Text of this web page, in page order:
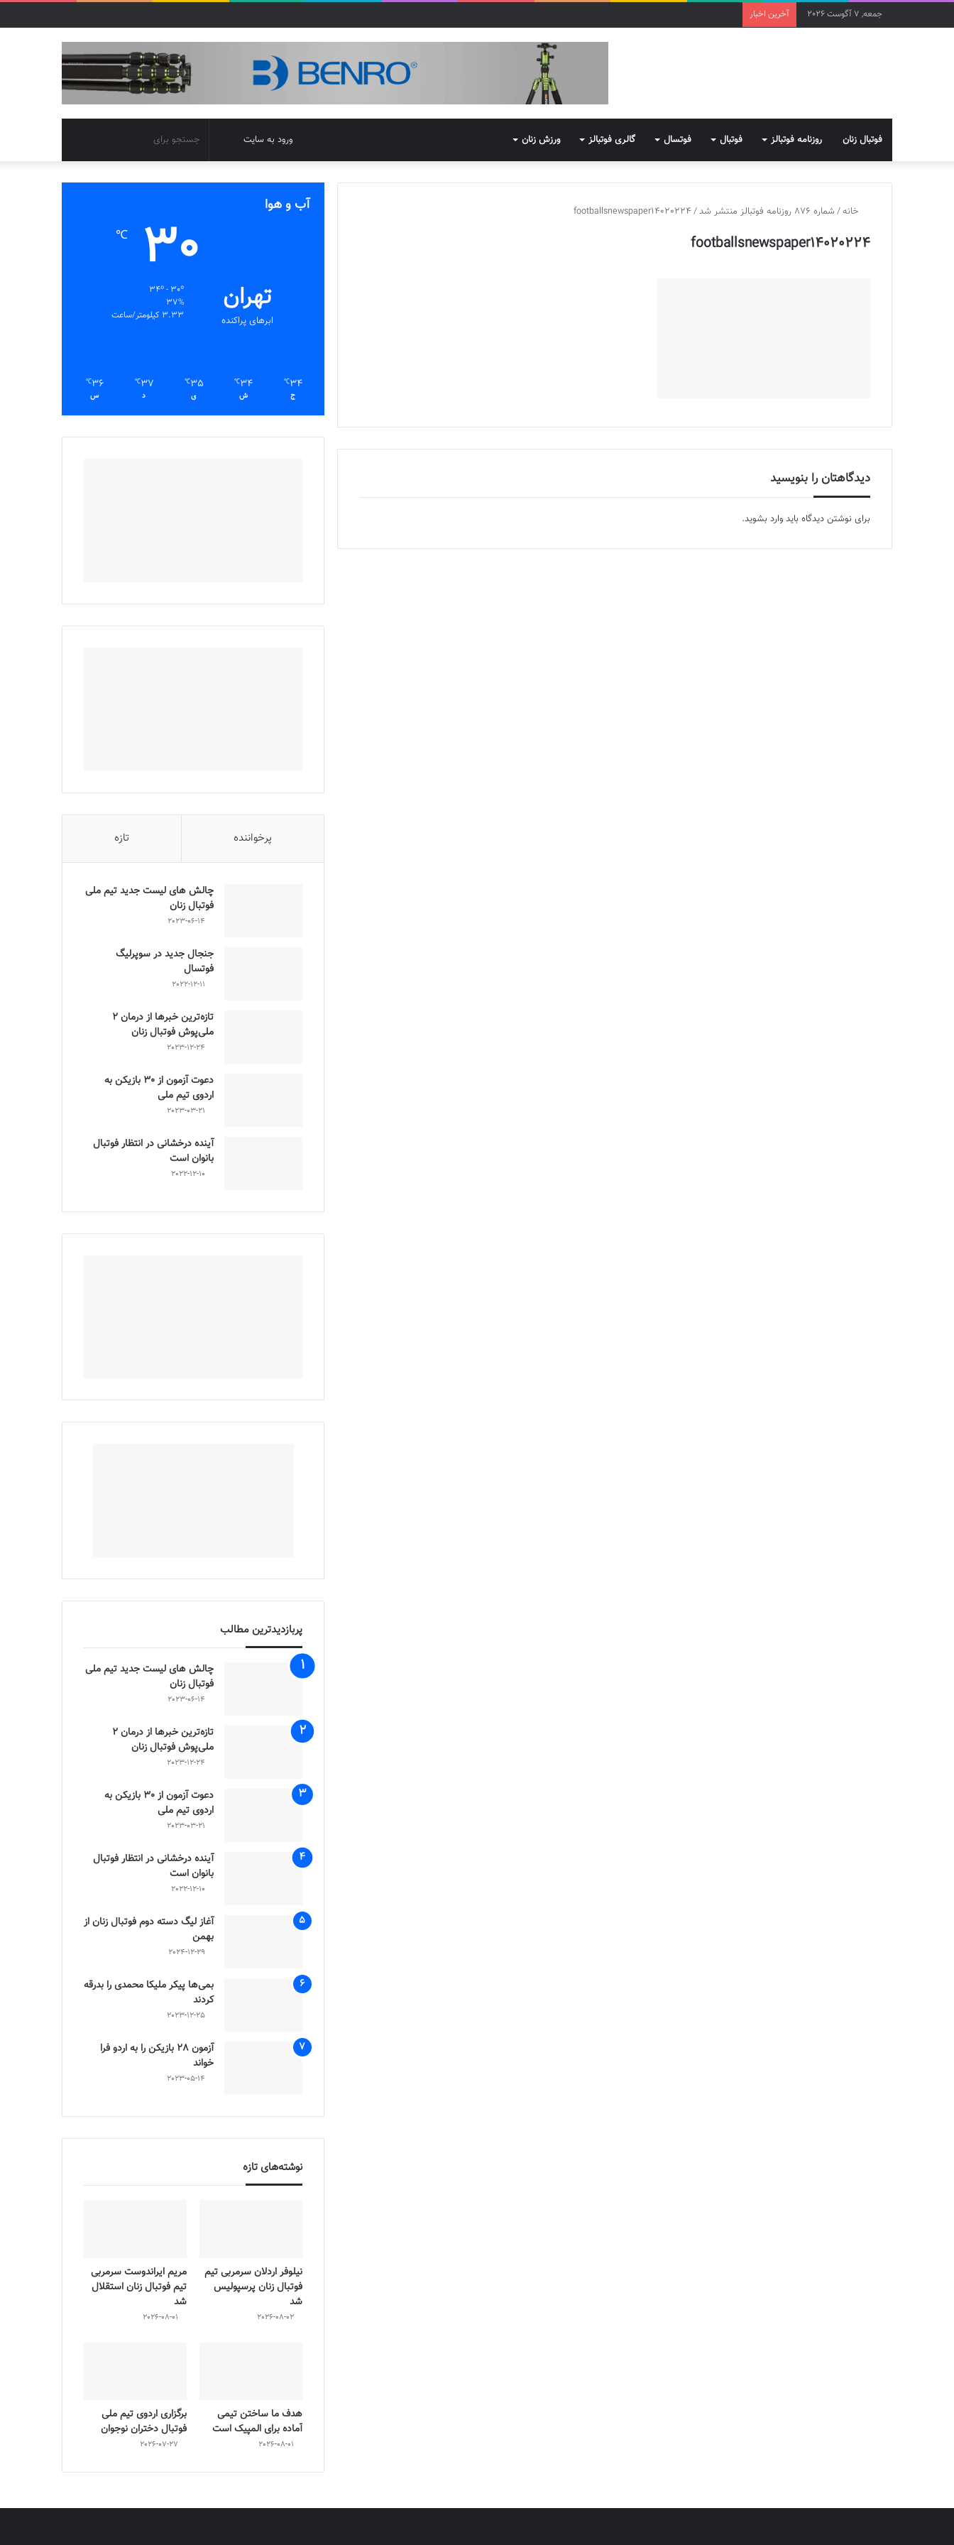
جمعه, 7 آگوست 2026 آخرین اخبار
فوتبال زنان روزنامه فوتبالز فوتبال فوتسال گالری فوتبالز ورزش زنان
برای
تغییر
پوسته
ورود به سایت
خانه/شماره 876 روزنامه فوتبالز منتشر شد /
footballsnewspaper14020224
footballsnewspaper14020224
دیدگاهتان را بنویسید
برای نوشتن دیدگاه باید وارد بشوید.
آب و هوا
تهران
ابرهای پراکنده
30
℃
37%
3.33 کیلومتر/ساعت
34
℃
ج
34
℃
ش
35
℃
ی
37
℃
د
36
℃
س
پرخواننده تازه
چالش هاى ليست جدید تيم ملى
فوتبال زنان
2023-06-14
جنجال جدید در سوپرلیگ
فوتسال
2022-12-11
تازه‌ترین خبرها از درمان ۲
ملی‌پوش فوتبال زنان
2023-12-24
دعوت آزمون از 30 بازیکن به
اردوی تیم ملی
2023-03-21
آینده درخشانی در انتظار فوتبال
بانوان است
2022-12-10
پربازدیدترین مطالب
چالش هاى ليست جدید تيم ملى
فوتبال زنان
2023-06-14
تازه‌ترین خبرها از درمان ۲
ملی‌پوش فوتبال زنان
2023-12-24
دعوت آزمون از 30 بازیکن به
اردوی تیم ملی
2023-03-21
آینده درخشانی در انتظار فوتبال
بانوان است
2022-12-10
آغاز لیگ دسته دوم فوتبال زنان از
بهمن
2024-12-29
بمی‌ها پیکر ملیکا محمدی را بدرقه
کردند
2023-12-25
آزمون 28 بازیکن را به اردو فرا
خواند
2023-05-14
نوشته‌های تازه
نیلوفر اردلان سرمربی تیم
فوتبال زنان پرسپولیس
شد
2026-08-02
مریم ایراندوست سرمربی
تیم فوتبال زنان استقلال
شد
2026-08-01
هدف ما ساختن تیمی
آماده برای المپیک است
2026-08-01
برگزاری اردوی تیم ملی
فوتبال دختران نوجوان
2026-07-27